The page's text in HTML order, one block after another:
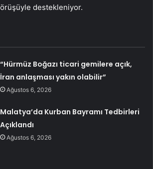
destekleniyor.
“Hürmüz Boğazı ticari gemilere açık,
İran anlaşması yakın olabilir”
Ağustos 6, 2026
Malatya’da Kurban Bayramı Tedbirleri
Açıklandı
Ağustos 6, 2026